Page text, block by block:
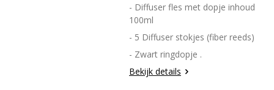
- Diffuser fles met dopje inhoud
100ml
- 5 Diffuser stokjes (fiber reeds)
- Zwart ringdopje .
Bekijk details